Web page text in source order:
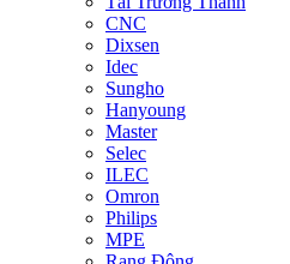
CNC
Dixsen
Idec
Sungho
Hanyoung
Master
Selec
ILEC
Omron
Philips
MPE